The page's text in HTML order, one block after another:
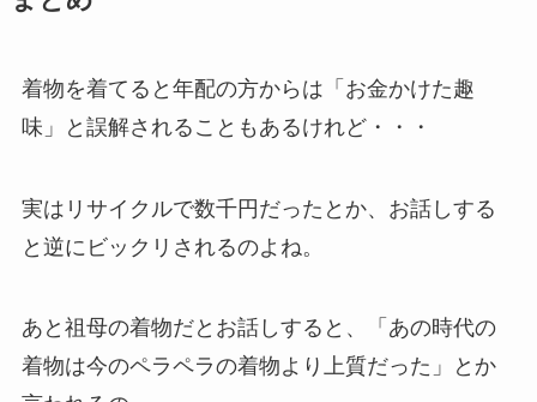
着物を着てると年配の方からは「お金かけた趣
味」と誤解されることもあるけれど・・・
実はリサイクルで数千円だったとか、お話しする
と逆にビックリされるのよね。
あと祖母の着物だとお話しすると、「あの時代の
着物は今のペラペラの着物より上質だった」とか